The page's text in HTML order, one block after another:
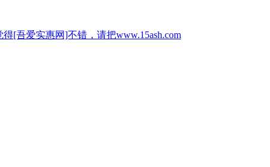
[吾爱实惠网]不错，请把www.15ash.com